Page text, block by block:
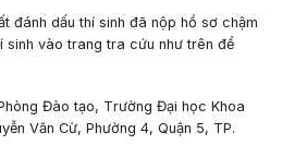
đánh dấu thí sinh đã nộp hồ sơ chậm
sinh vào trang tra cứu như trên để
Đào tạo, Trường Đại học Khoa
Văn Cừ, Phường 4, Quận 5, TP.